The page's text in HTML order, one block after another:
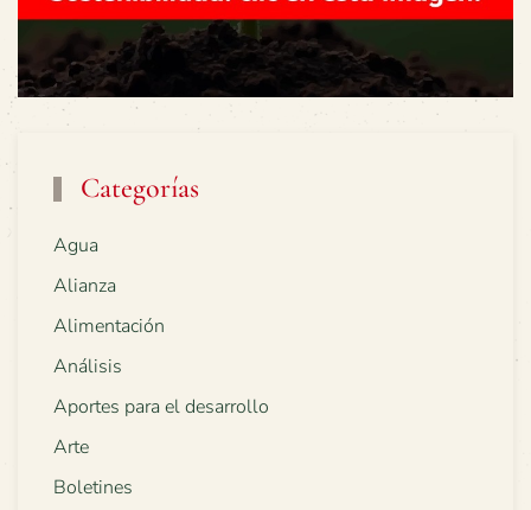
Categorías
Agua
Alianza
Alimentación
Análisis
Aportes para el desarrollo
Arte
Boletines